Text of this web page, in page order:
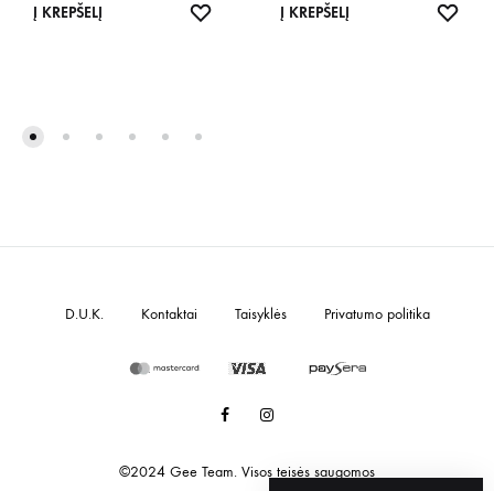
Į KREPŠELĮ IŠSAUGOTIĮ KREPŠELĮ
FacebookInstagram
©2024 Gee Team. Visos teisės saugomos
D.U.K. Kontaktai Taisyklės Privatumo politika